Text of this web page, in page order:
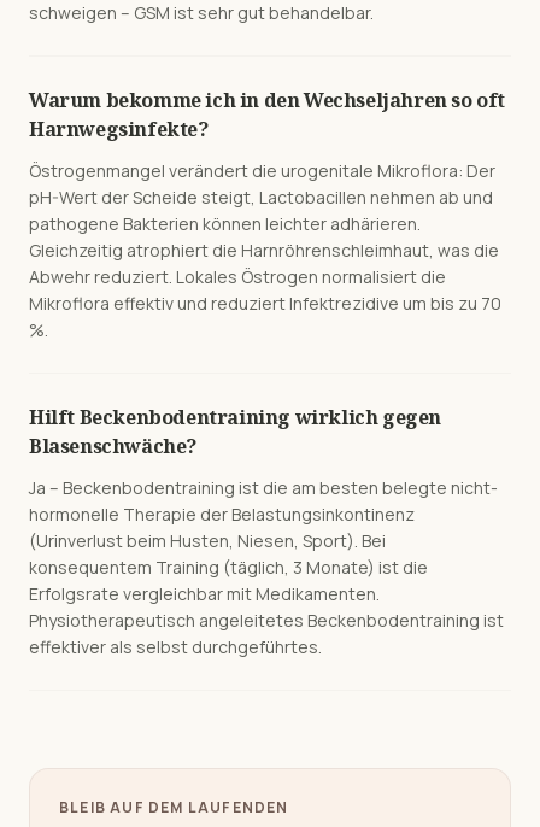
schweigen – GSM ist sehr gut behandelbar.
Warum bekomme ich in den Wechseljahren so oft
Harnwegsinfekte?
Östrogenmangel verändert die urogenitale Mikroflora: Der
pH-Wert der Scheide steigt, Lactobacillen nehmen ab und
pathogene Bakterien können leichter adhärieren.
Gleichzeitig atrophiert die Harnröhrenschleimhaut, was die
Abwehr reduziert. Lokales Östrogen normalisiert die
Mikroflora effektiv und reduziert Infektrezidive um bis zu 70
%.
Hilft Beckenbodentraining wirklich gegen
Blasenschwäche?
Ja – Beckenbodentraining ist die am besten belegte nicht-
hormonelle Therapie der Belastungsinkontinenz
(Urinverlust beim Husten, Niesen, Sport). Bei
konsequentem Training (täglich, 3 Monate) ist die
Erfolgsrate vergleichbar mit Medikamenten.
Physiotherapeutisch angeleitetes Beckenbodentraining ist
effektiver als selbst durchgeführtes.
BLEIB AUF DEM LAUFENDEN